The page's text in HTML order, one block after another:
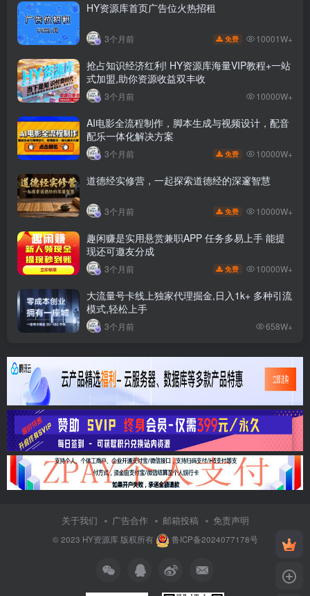
HY资源库首页广告位火热招租
3个月前 免费 10001W+
抢占知识经济红利! HY资源库海量VIP教程+一站
式加盟,助你资源收益双丰收
3个月前 10000W+
AI电影全流程制作，脚本生成与视频设计，配音
配乐一体化解决方案
3个月前 免费 10000W+
道德经实修营，一起探索道德经的深邃智慧
3个月前 免费 10000W+
趣闲赚是实用悬赏兼职APP 任务多易上手 能提
现还可邀友分成
3个月前 免费 10000W+
大流量号卡线上独家代理掘金,日入1k+ 多种引流
模式,轻松上手
3个月前 658W+
关于我们 广告合作 邮箱投稿 免责声明
© 2023 HY资源库版权所有 鲁ICP备2024077178号